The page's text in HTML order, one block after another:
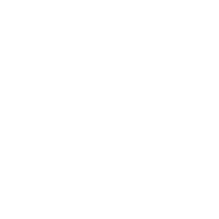
6%